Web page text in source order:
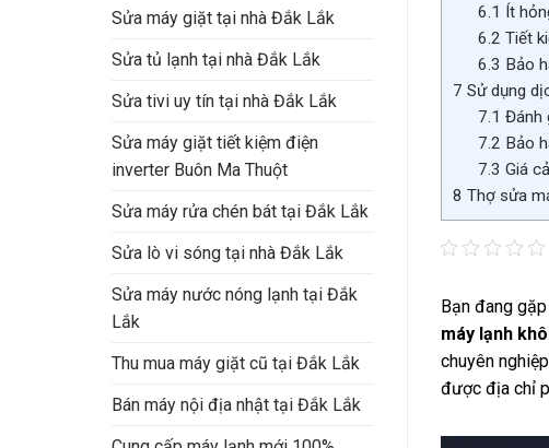
Sửa máy giặt tại nhà Đắk Lắk
Sửa tủ lạnh tại nhà Đắk Lắk
Sửa tivi uy tín tại nhà Đắk Lắk
Sửa máy giặt tiết kiệm điện
inverter Buôn Ma Thuột
Sửa máy rửa chén bát tại Đắk Lắk
Sửa lò vi sóng tại nhà Đắk Lắk
Sửa máy nước nóng lạnh tại Đắk
Lắk
Thu mua máy giặt cũ tại Đắk Lắk
Bán máy nội địa nhật tại Đắk Lắk
6.1 Ít
6.2 Tiết
6.3 Bảo
7 Sử dụng
7.1 Đánh
7.2 Bảo
7.3 Giá
8 Thợ sửa
Bạn đang
máy lạnh
chuyên
được địa chỉ